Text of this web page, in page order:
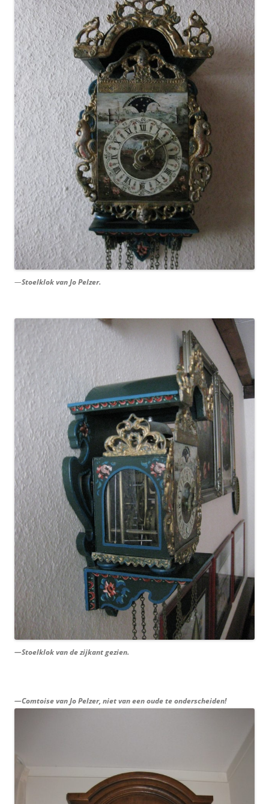
—Stoelklok van Jo Pelzer.
—Stoelklok van de zijkant gezien.
—Comtoise van Jo Pelzer, niet van een oude te onderscheiden!